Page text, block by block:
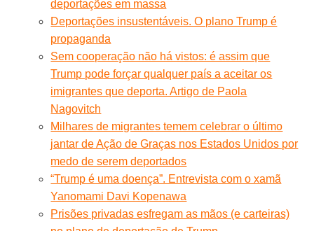
deportações em massa
Deportações insustentáveis. O plano Trump é
propaganda
Sem cooperação não há vistos: é assim que
Trump pode forçar qualquer país a aceitar os
imigrantes que deporta. Artigo de Paola
Nagovitch
Milhares de migrantes temem celebrar o último
jantar de Ação de Graças nos Estados Unidos por
medo de serem deportados
“Trump é uma doença”. Entrevista com o xamã
Yanomami Davi Kopenawa
Prisões privadas esfregam as mãos (e carteiras)